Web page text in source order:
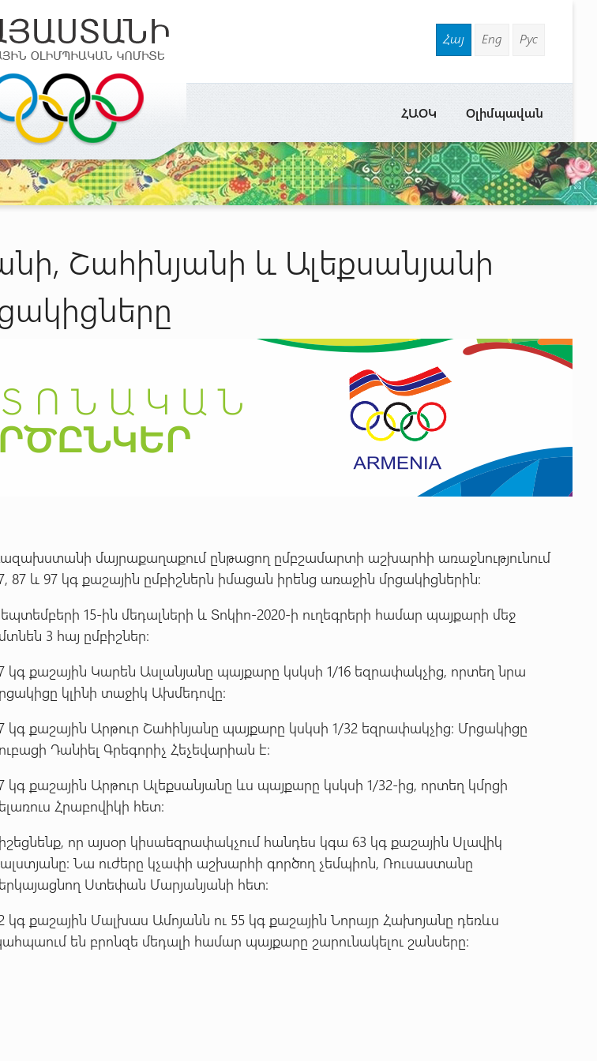
Հայ Eng Рус
Օլիմպավան
ՀԱՕԿ
Շահինյանի և Ալեքսանյանի
մայրաքաղաքում ընթացող ըմբշամարտի աշխարհի առաջնությունում
87 և 97 կգ քաշային ըմբիշներն իմացան իրենց առաջին մրցակիցներին։
15-ին մեդալների և Տոկիո-2020-ի ուղեգրերի համար պայքարի մեջ
3 հայ ըմբիշներ։
կգ քաշային Կարեն Ասլանյանը պայքարը կսկսի 1/16 եզրափակչից, որտեղ նրա
կլինի տաջիկ Ախմեդովը։
կգ քաշային Արթուր Շահինյանը պայքարը կսկսի 1/32 եզրափակչից։ Մրցակիցը
Դանիել Գրեգորիչ Հեչեվարիան է։
կգ քաշային Արթուր Ալեքսանյանը ևս պայքարը կսկսի 1/32-ից, որտեղ կմրցի
Հրաբովիկի հետ։
որ այսօր կիսաեզրափակչում հանդես կգա 63 կգ քաշային Սլավիկ
Նա ուժերը կչափի աշխարհի գործող չեմպիոն, Ռուսաստանը
Ստեփան Մարյանյանի հետ։
կգ քաշային Մալխաս Ամոյանն ու 55 կգ քաշային Նորայր Հախոյանը դեռևս
են բրոնզե մեդալի համար պայքարը շարունակելու շանսերը։